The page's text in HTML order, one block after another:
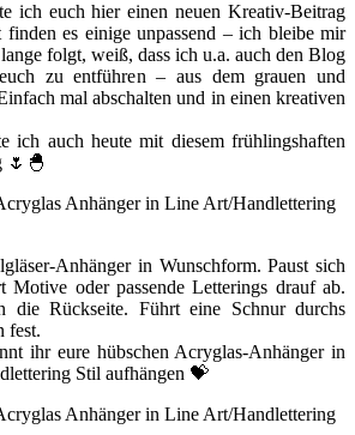
ich euch hier einen neuen Kreativ-Beitrag
finden es einige unpassend – ich bleibe mir
folgt, weiß, dass ich u.a. auch den Blog
zu entführen – aus dem grauen und
mal abschalten und in einen kreativen
ich auch heute mit diesem frühlingshaften
🌷🐣
Anhänger in Wunschform. Paust sich
oder passende Letterings drauf ab.
die Rückseite. Führt eine Schnur durchs
fest.
ihr eure hübschen Acryglas-Anhänger in
Stil aufhängen 💝